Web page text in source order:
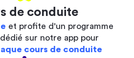
de conduite
et profite d'un programme
sur notre app pour
cours de conduite